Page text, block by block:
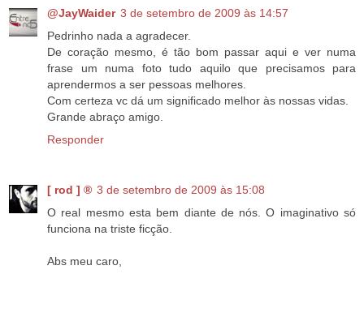
@JayWaider 3 de setembro de 2009 às 14:57
Pedrinho nada a agradecer.
De coração mesmo, é tão bom passar aqui e ver numa
frase um numa foto tudo aquilo que precisamos para
aprendermos a ser pessoas melhores.
Com certeza vc dá um significado melhor às nossas vidas.
Grande abraço amigo.
Responder
[ rod ] ® 3 de setembro de 2009 às 15:08
O real mesmo esta bem diante de nós. O imaginativo só
funciona na triste ficção.
Abs meu caro,